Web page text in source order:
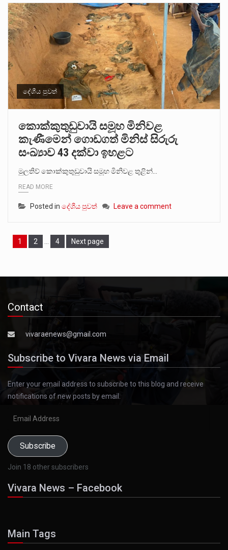
දේශීය පුවත්
කොක්කුතුඩුවායි සමූහ මිනිවළ
කැණීමෙන් ගොඩගත් මිනිස් සිරුරු
සංඛ්‍යාව 43 දක්වා ඉහළට
මුලතිව් කොක්කුතුඩුවායි සමූහ මිනිවළ තුළින්…
READ MORE
Posted in දේශීය පුවත් Leave a comment
Page
1 Page
2 Page
4 Next page
Contact
vivaraenews@gmail.com
Subscribe to Vivara News via Email
Enter your email address to subscribe to this blog and receive
notifications of new posts by email.
Subscribe
Join 18 other subscribers
Vivara News – Facebook
Main Tags